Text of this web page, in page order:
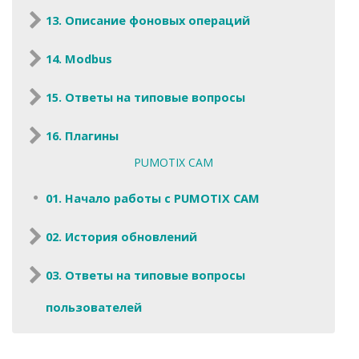
13. Описание фоновых операций
14. Modbus
15. Ответы на типовые вопросы
16. Плагины
PUMOTIX CAM
01. Начало работы с PUMOTIX CAM
02. История обновлений
03. Ответы на типовые вопросы
пользователей